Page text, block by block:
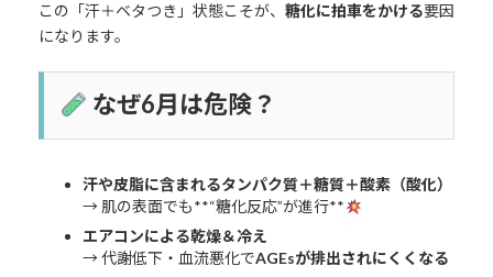
この「汗＋ベタつき」状態こそが、 糖化に拍車をかける要因
になります。
なぜ6月は危険？
汗や皮脂に含まれるタンパク質＋糖質＋酸素（酸化）
→ 肌の表面でも**“糖化反応”が進行**
エアコンによる乾燥＆冷え
→ 代謝低下・血流悪化でAGEsが排出されにくくなる